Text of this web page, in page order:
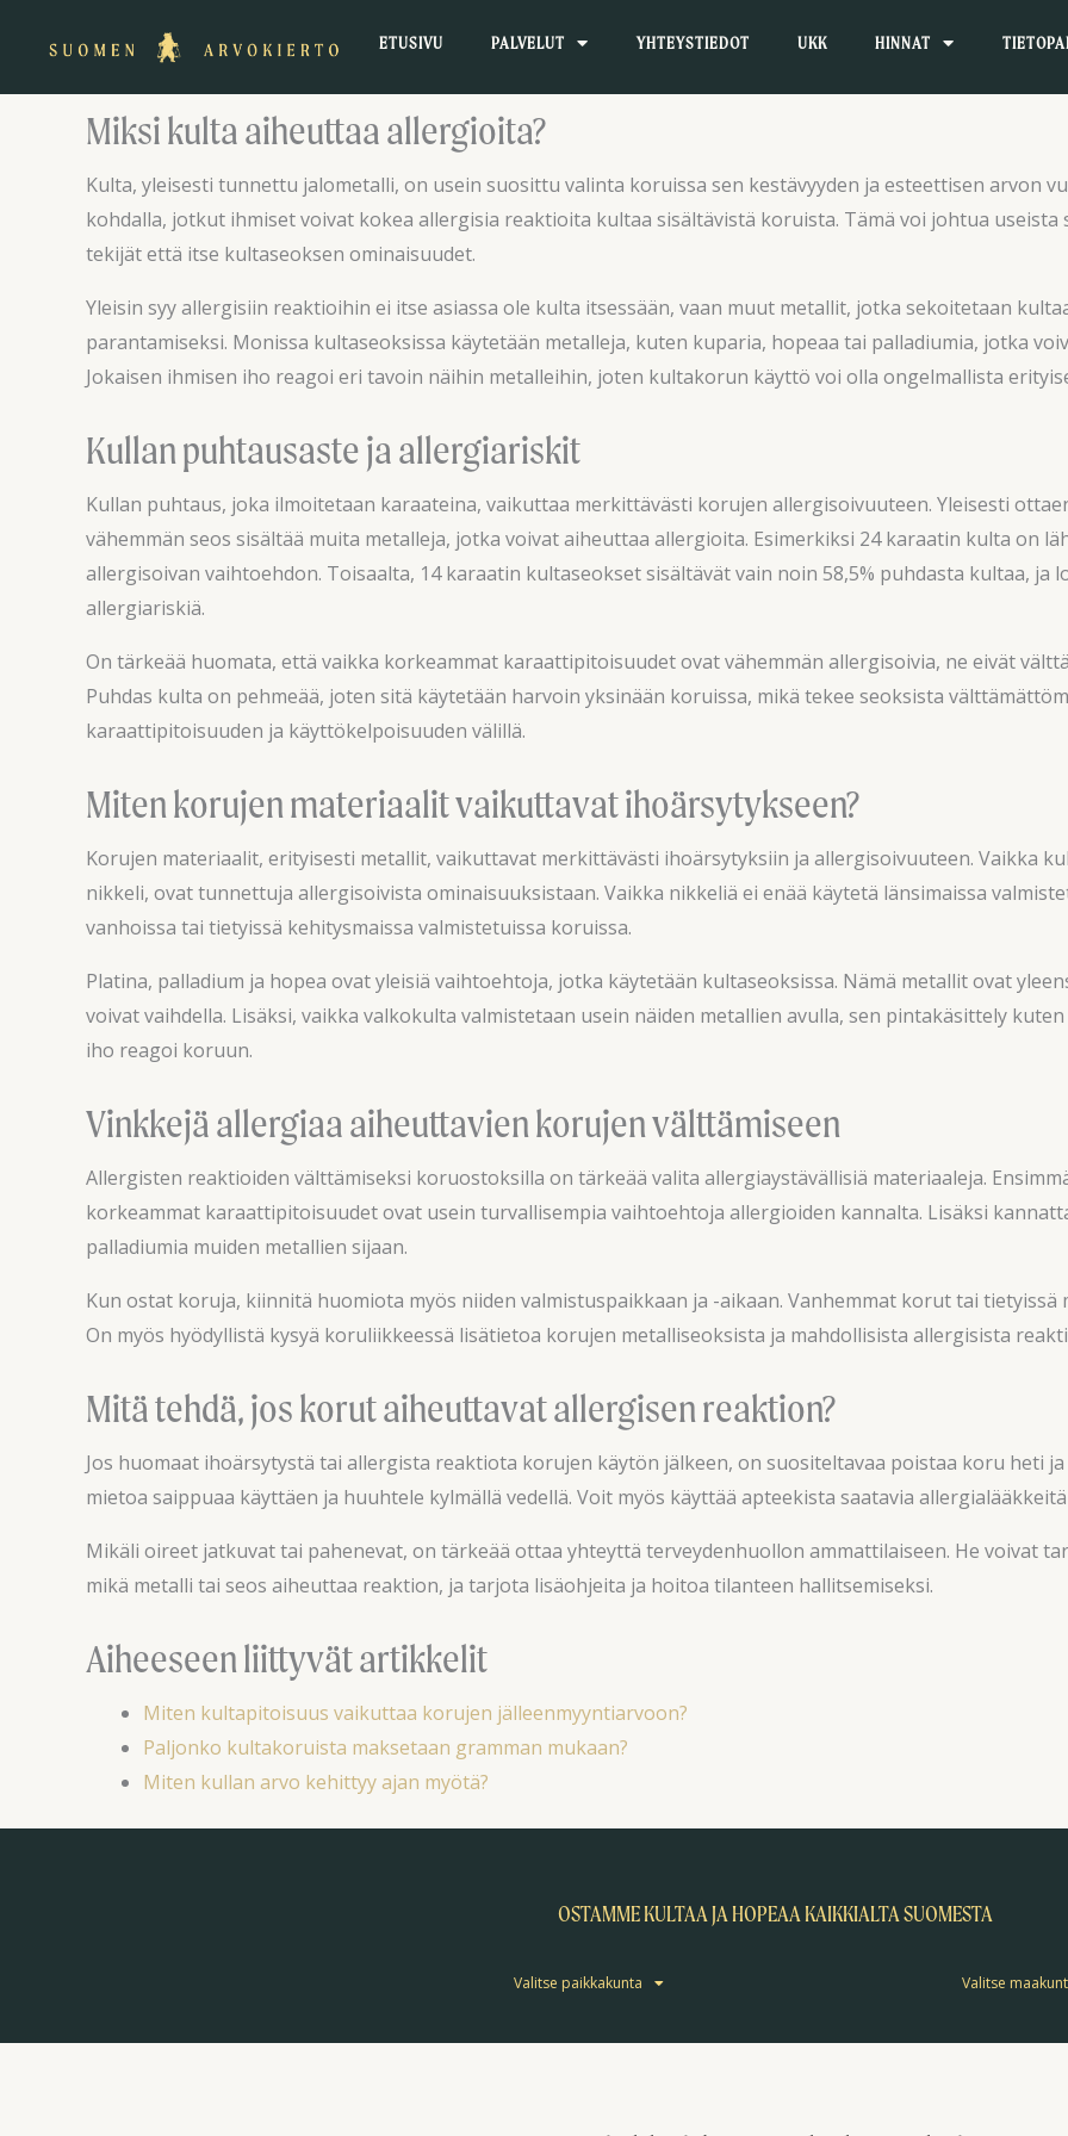
sisältöön
ETUSIVU PALVELUT YHTEYSTIEDOT UKK HINNAT
Miksi kulta aiheuttaa allergioita?
Kulta, yleisesti tunnettu jalometalli, on usein suosittu valinta koruissa sen kestävyyden ja esteettisen arvon
kohdalla, jotkut ihmiset voivat kokea allergisia reaktioita kultaa sisältävistä koruista. Tämä voi johtua
tekijät että itse kultaseoksen ominaisuudet.
Yleisin syy allergisiin reaktioihin ei itse asiassa ole kulta itsessään, vaan muut metallit, jotka sekoitetaan
parantamiseksi. Monissa kultaseoksissa käytetään metalleja, kuten kuparia, hopeaa tai palladiumia, jotka
Jokaisen ihmisen iho reagoi eri tavoin näihin metalleihin, joten kultakorun käyttö voi olla ongelmallista
Kullan puhtausaste ja allergiariskit
Kullan puhtaus, joka ilmoitetaan karaateina, vaikuttaa merkittävästi korujen allergisoivuuteen. Yleisesti
vähemmän seos sisältää muita metalleja, jotka voivat aiheuttaa allergioita. Esimerkiksi 24 karaatin kulta on
allergisoivan vaihtoehdon. Toisaalta, 14 karaatin kultaseokset sisältävät vain noin 58,5% puhdasta kultaa,
allergiariskiä.
On tärkeää huomata, että vaikka korkeammat karaattipitoisuudet ovat vähemmän allergisoivia, ne eivät
Puhdas kulta on pehmeää, joten sitä käytetään harvoin yksinään koruissa, mikä tekee seoksista
karaattipitoisuuden ja käyttökelpoisuuden välillä.
Miten korujen materiaalit vaikuttavat ihoärsytykseen?
Korujen materiaalit, erityisesti metallit, vaikuttavat merkittävästi ihoärsytyksiin ja allergisoivuuteen. Vaikka
nikkeli, ovat tunnettuja allergisoivista ominaisuuksistaan. Vaikka nikkeliä ei enää käytetä länsimaissa
vanhoissa tai tietyissä kehitysmaissa valmistetuissa koruissa.
Platina, palladium ja hopea ovat yleisiä vaihtoehtoja, jotka käytetään kultaseoksissa. Nämä metallit ovat
voivat vaihdella. Lisäksi, vaikka valkokulta valmistetaan usein näiden metallien avulla, sen pintakäsittely
iho reagoi koruun.
Vinkkejä allergiaa aiheuttavien korujen välttämiseen
Allergisten reaktioiden välttämiseksi koruostoksilla on tärkeää valita allergiaystävällisiä materiaaleja.
korkeammat karaattipitoisuudet ovat usein turvallisempia vaihtoehtoja allergioiden kannalta. Lisäksi
palladiumia muiden metallien sijaan.
Kun ostat koruja, kiinnitä huomiota myös niiden valmistuspaikkaan ja -aikaan. Vanhemmat korut tai
On myös hyödyllistä kysyä koruliikkeessä lisätietoa korujen metalliseoksista ja mahdollisista allergisista
Mitä tehdä, jos korut aiheuttavat allergisen reaktion?
Jos huomaat ihoärsytystä tai allergista reaktiota korujen käytön jälkeen, on suositeltavaa poistaa koru heti
mietoa saippuaa käyttäen ja huuhtele kylmällä vedellä. Voit myös käyttää apteekista saatavia
Mikäli oireet jatkuvat tai pahenevat, on tärkeää ottaa yhteyttä terveydenhuollon ammattilaiseen. He voivat
mikä metalli tai seos aiheuttaa reaktion, ja tarjota lisäohjeita ja hoitoa tilanteen hallitsemiseksi.
Aiheeseen liittyvät artikkelit
Miten kultapitoisuus vaikuttaa korujen jälleenmyyntiarvoon?
Paljonko kultakoruista maksetaan gramman mukaan?
Miten kullan arvo kehittyy ajan myötä?
OSTAMME KULTAA JA HOPEAA KAIKKIALTA SUOMESTA
Valitse paikkakunta Valitse